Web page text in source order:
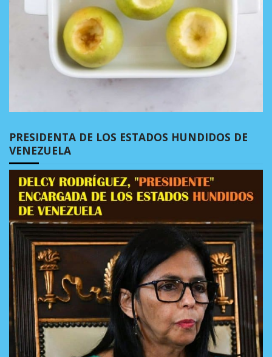
PRESIDENTA DE LOS ESTADOS HUNDIDOS DE
VENEZUELA